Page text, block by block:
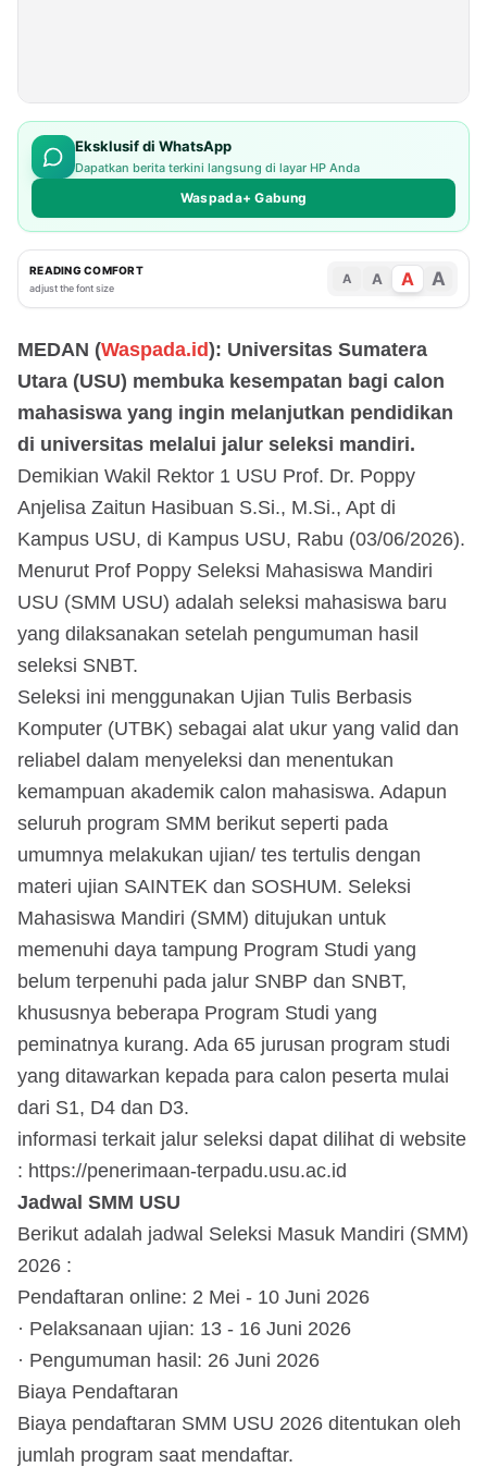
Eksklusif di WhatsApp
Dapatkan berita terkini langsung di layar HP Anda
Waspada+ Gabung
READING COMFORT
adjust the font size
A A A A
MEDAN (Waspada.id): Universitas Sumatera
Utara (USU) membuka kesempatan bagi calon
mahasiswa yang ingin melanjutkan pendidikan
di universitas melalui jalur seleksi mandiri.
Demikian Wakil Rektor 1 USU Prof. Dr. Poppy
Anjelisa Zaitun Hasibuan S.Si., M.Si., Apt di
Kampus USU, di Kampus USU, Rabu (03/06/2026).
Menurut Prof Poppy Seleksi Mahasiswa Mandiri
USU (SMM USU) adalah seleksi mahasiswa baru
yang dilaksanakan setelah pengumuman hasil
seleksi SNBT.
Seleksi ini menggunakan Ujian Tulis Berbasis
Komputer (UTBK) sebagai alat ukur yang valid dan
reliabel dalam menyeleksi dan menentukan
kemampuan akademik calon mahasiswa. Adapun
seluruh program SMM berikut seperti pada
umumnya melakukan ujian/ tes tertulis dengan
materi ujian SAINTEK dan SOSHUM. Seleksi
Mahasiswa Mandiri (SMM) ditujukan untuk
memenuhi daya tampung Program Studi yang
belum terpenuhi pada jalur SNBP dan SNBT,
khususnya beberapa Program Studi yang
peminatnya kurang. Ada 65 jurusan program studi
yang ditawarkan kepada para calon peserta mulai
dari S1, D4 dan D3.
informasi terkait jalur seleksi dapat dilihat di website
: https://penerimaan-terpadu.usu.ac.id
Jadwal SMM USU
Berikut adalah jadwal Seleksi Masuk Mandiri (SMM)
2026 :
Pendaftaran online: 2 Mei - 10 Juni 2026
· Pelaksanaan ujian: 13 - 16 Juni 2026
· Pengumuman hasil: 26 Juni 2026
Biaya Pendaftaran
Biaya pendaftaran SMM USU 2026 ditentukan oleh
jumlah program saat mendaftar.